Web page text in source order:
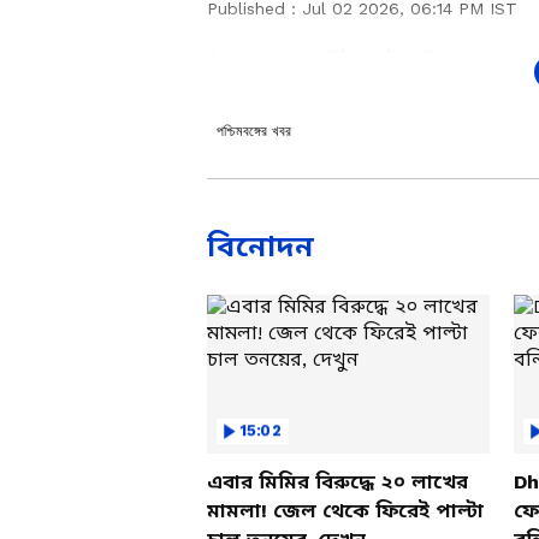
Published : Jul 02 2026, 06:14 PM IST
Annapurna Bhandar Payment:
বালুরঘাট মহকুমাশাসকের
মহিলা। তাঁদের দাবি, পৌরসভার
বিক্ষোভকারীরা। এই ভিডিওতে দেখুন
আবেদনকারীদের অভিযোগ এবং
Add Asianetnews Bangla
পশ্চিমবঙ্গের খবর
বিনোদন
15:02
এবার মিমির বিরুদ্ধে ২০ লাখের
মামলা! জেল থেকে ফিরেই পাল্টা